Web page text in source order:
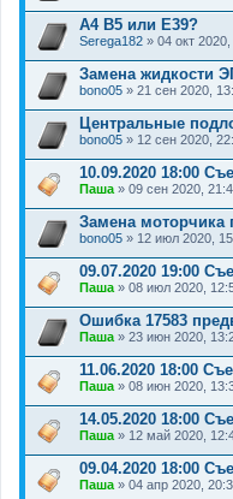
A4 B5 или E39?
Serega182 » 04 окт
Замена жидкости
bono05 » 21 сен 2020,
Центральные
bono05 » 12 сен 2020,
10.09.2020 18:00
Паша » 09 сен 2020,
Замена моторчика
bono05 » 12 июл 2020,
09.07.2020 19:00
Паша » 08 июл 2020,
Ошибка 17583
Паша » 23 июн 2020,
11.06.2020 18:00
Паша » 08 июн 2020,
14.05.2020 18:00
Паша » 12 май 2020,
09.04.2020 18:00
Паша » 04 апр 2020,